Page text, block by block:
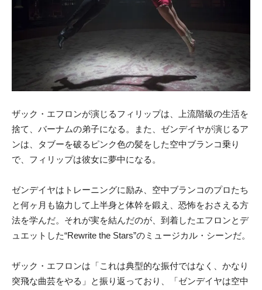
ザック・エフロンが演じるフィリップは、上流階級の生活を
捨て、バーナムの弟子になる。また、ゼンデイヤが演じるア
ンは、タブーを破るピンク色の髪をした空中ブランコ乗り
で、フィリップは彼女に夢中になる。
ゼンデイヤはトレーニングに励み、空中ブランコのプロたち
と何ヶ月も協力して上半身と体幹を鍛え、恐怖をおさえる方
法を学んだ。それが実を結んだのが、到着したエフロンとデ
ュエットした“Rewrite the Stars”のミュージカル・シーンだ。
ザック・エフロンは「これは典型的な振付ではなく、かなり
突飛な曲芸をやる」と振り返っており、「ゼンデイヤは空中